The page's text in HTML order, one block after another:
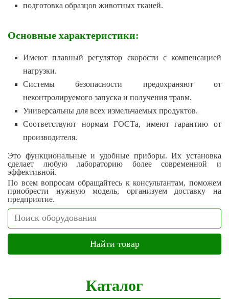
подготовка образцов животных тканей.
Основные характеристики:
Имеют плавный регулятор скорости с компенсацией
нагрузки.
Системы безопасности предохраняют от
неконтролируемого запуска и получения травм.
Универсальны для всех измельчаемых продуктов.
Соответствуют нормам ГОСТа, имеют гарантию от
производителя.
Это функциональные и удобные приборы. Их установка
сделает любую лабораторию более современной и
эффективной.
По всем вопросам обращайтесь к консультантам, поможем
приобрести нужную модель, организуем доставку на
предприятие.
Search
Каталог